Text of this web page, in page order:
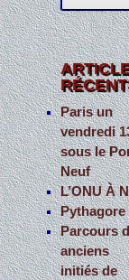
c
h
e
r
c
h
e
r
:
Paris un
vendredi
sous le
Neuf
L’ONU À
Pythagore
Parcours
anciens
initiés de